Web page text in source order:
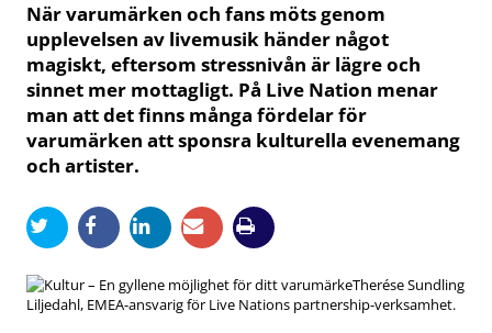
När varumärken och fans möts genom
upplevelsen av livemusik händer något
magiskt, eftersom stressnivån är lägre och
sinnet mer mottagligt. På Live Nation menar
man att det finns många fördelar för
varumärken att sponsra kulturella evenemang
och artister.
Therése Sundling
Liljedahl, EMEA-ansvarig för Live Nations partnership-verksamhet.